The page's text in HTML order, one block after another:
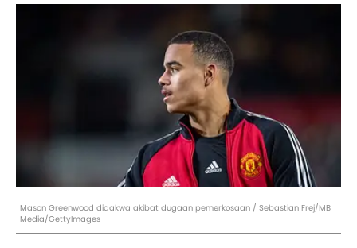
Mason Greenwood didakwa akibat dugaan pemerkosaan / Sebastian Frej/MB
Media/GettyImages